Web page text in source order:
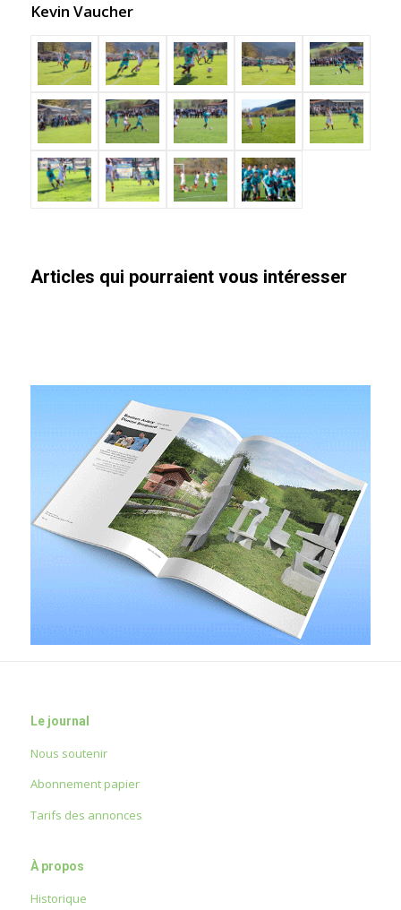
Kevin Vaucher
Articles qui pourraient vous intéresser
Le journal
Nous soutenir
Abonnement papier
Tarifs des annonces
À propos
Historique